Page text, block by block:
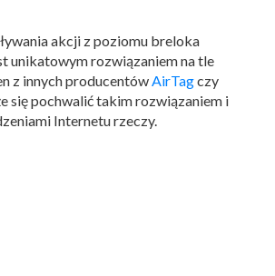
akcji z poziomu breloka
unikatowym rozwiązaniem na tle
z innych producentówAirTagczy
się pochwalić takim rozwiązaniem i
Internetu rzeczy.